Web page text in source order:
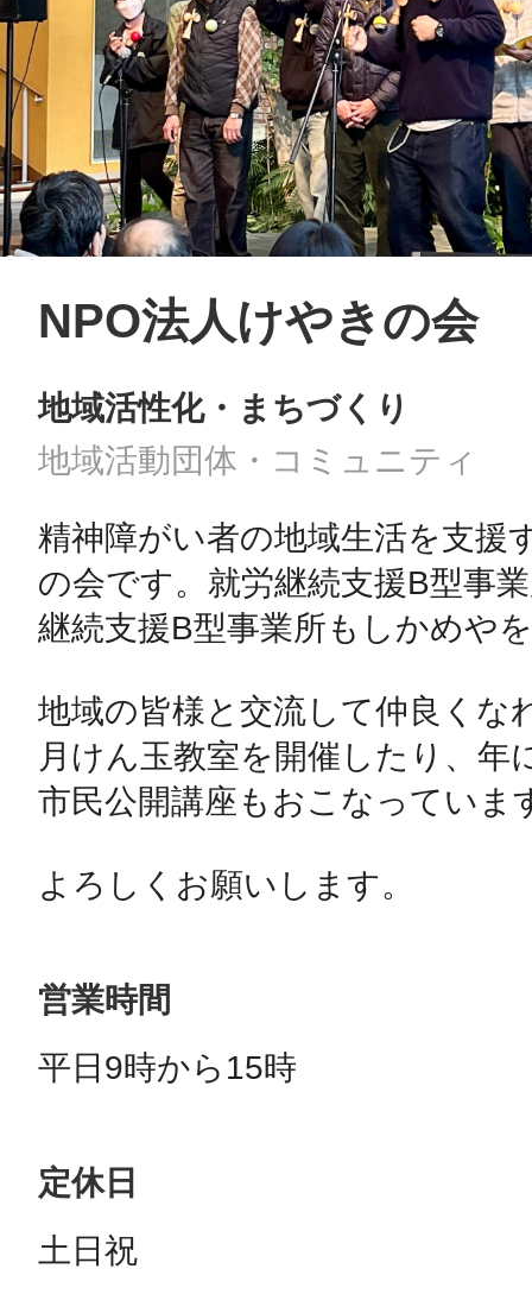
NPO法人けやきの会
地域活性化・まちづくり
地域活動団体・コミュニティ
精神障がい者の地域生活を支援
の会です。就労継続支援B型事
継続支援B型事業所もしかめや
地域の皆様と交流して仲良くな
月けん玉教室を開催したり、年
市民公開講座もおこなっていま
よろしくお願いします。
営業時間
平日9時から15時
定休日
土日祝